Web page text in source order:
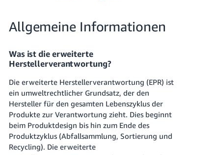
Allgemeine Informationen
Was ist die erweiterte
Herstellerverantwortung?
Die erweiterte Herstellerverantwortung (EPR) ist
ein umweltrechtlicher Grundsatz, der den
Hersteller für den gesamten Lebenszyklus der
Produkte zur Verantwortung zieht. Dies beginnt
beim Produktdesign bis hin zum Ende des
Produktzyklus (Abfallsammlung, Sortierung und
Recycling). Die erweiterte